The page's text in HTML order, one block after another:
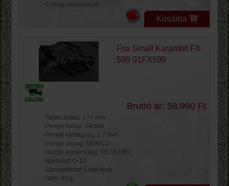
-Csillag csavarhúzó
Kosárba
Fox Small Karambit FX-
599 01FX599
Bruttó ár: 58.990 Ft
-Teljes hossz: 174 mm
-Penge hossz: 64 mm
-Penge vastagság: 2.7 mm
-Penge anyag: N690Co
-Penge keménység: 56-58 HRC
-Markolat: G-10
-Zárszerkezet: Liner-lock
-Súly: 85 g